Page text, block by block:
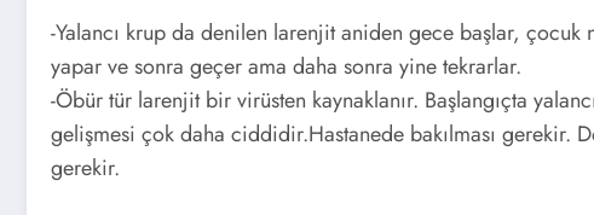
-Yalancı krup da denilen larenjit aniden gece başlar, çocuk
yapar ve sonra geçer ama daha sonra yine tekrarlar.
-Öbür tür larenjit bir virüsten kaynaklanır. Başlangıçta
gelişmesi çok daha ciddidir.Hastanede bakılması gerekir.
gerekir.